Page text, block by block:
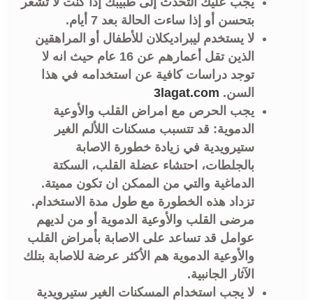
بتحسن أو إذا ساءت الحالة بعد 7 أيام.
لا يستخدم ليبراديكلان للأطفال أو المراهقين
الذين تقل أعمارهم عن 16 عام حيث انه لا
توجد دراسات كافية عن استخدامه في هذا
السن. 3lagat.com
يجب الحرص مع امراض القلب والأوعية
الدموية: قد تتسبب مسكنات اللألم الغير
ستيرويدية في زيادة خطورة الاصابة
بالجلطات، احتشاء عضلة القلب، السكتة
الدماغية والتي من الممكن ان تكون مميتة.
تزداد هذه الخطورة مع طول مدة الاستخدام.
مرضى القلب والأوعية الدموية أو من لديهم
عوامل قد تساعد على الاصابة بأمراض القلب
والأوعية الدموية هم الأكثر عرضة للاصابة بتلك
الآثار الجانبية.
لا يجب استخدام المسكنات الغير ستيرويدية